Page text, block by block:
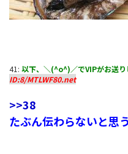
41: 以下、＼(^o^)／でVIPがお送り
ID:8/MTLWF80.net
>>38
たぶん伝わらないと思う